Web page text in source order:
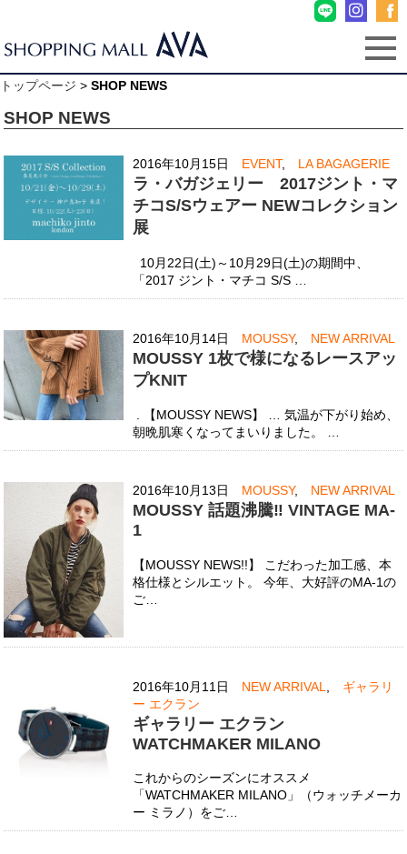
トップページ > SHOP NEWS
SHOP NEWS
2016年10月15日 EVENT, LA BAGAGERIE
ラ・バガジェリー 2017ジント・マ
チコS/Sウェアー NEWコレクション
展
10月22日(土)～10月29日(土)の期間中、
「2017 ジント・マチコ S/S …
2016年10月14日 MOUSSY, NEW ARRIVAL
MOUSSY 1枚で様になるレースアッ
プKNIT
. 【MOUSSY NEWS】 … 気温が下がり始め、
朝晩肌寒くなってまいりました。 …
2016年10月13日 MOUSSY, NEW ARRIVAL
MOUSSY 話題沸騰‼︎ VINTAGE MA-
1
【MOUSSY NEWS!!】 こだわった加工感、本
格仕様とシルエット。 今年、大好評のMA-1の
ご…
2016年10月11日 NEW ARRIVAL
ギャラリ
ー エクラン
ギャラリー エクラン
WATCHMAKER MILANO
これからのシーズンにオススメ
「WATCHMAKER MILANO」（ウォッチメーカ
ー ミラノ）をご…